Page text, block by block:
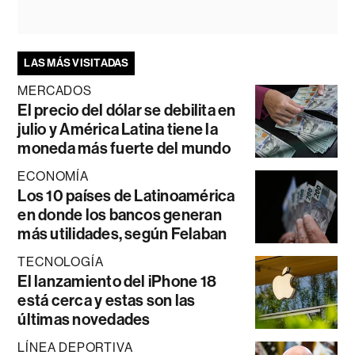
LAS MÁS VISITADAS
MERCADOS
El precio del dólar se debilita en
julio y América Latina tiene la
moneda más fuerte del mundo
ECONOMÍA
Los 10 países de Latinoamérica
en donde los bancos generan
más utilidades, según Felaban
TECNOLOGÍA
El lanzamiento del iPhone 18
está cerca y estas son las
últimas novedades
LÍNEA DEPORTIVA